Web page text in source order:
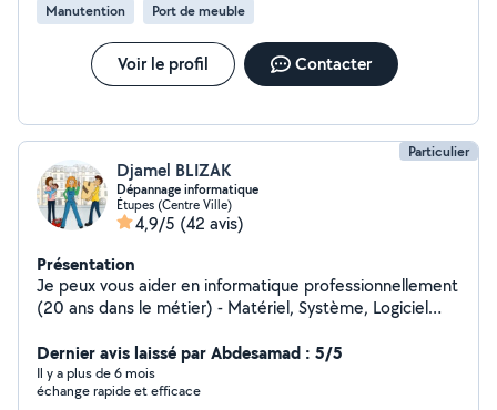
Manutention Port de meuble
Voir le profil Contacter
Particulier
Djamel BLIZAK
Dépannage informatique
Étupes (Centre Ville)
4,9/5 (42 avis)
Présentation
Je peux vous aider en informatique professionnellement
(20 ans dans le métier) - Matériel, Système, Logiciel
surveillance Je peux aussi vous aider dans tout autre
service - Montage et démontage tout type de meuble -
Installation cuisine équipée sur mesure
Dernier avis laissé par Abdesamad : 5/5
Il y a plus de 6 mois
échange rapide et efficace